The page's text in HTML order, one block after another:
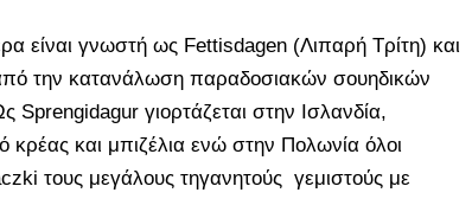
είναι γνωστή ως Fettisdagen (Λιπαρή Τρίτη) και
την κατανάλωση παραδοσιακών σουηδικών
Sprengidagur γιορτάζεται στην Ισλανδία,
κρέας και μπιζέλια ενώ στην Πολωνία όλοι
τους μεγάλους τηγανητούς γεμιστούς με